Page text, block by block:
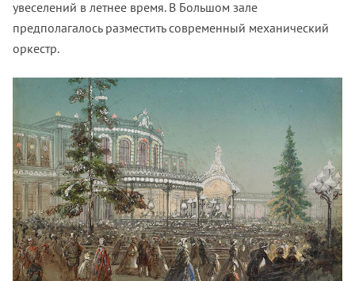
увеселений в летнее время. В Большом зале
предполагалось разместить современный механический
оркестр.